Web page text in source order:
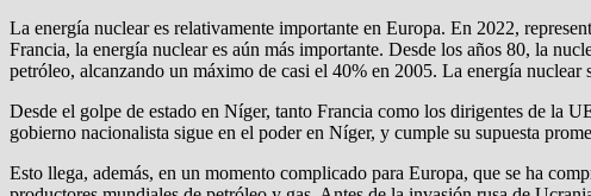
La energía nuclear es relativamente importante en Europa. En 2022,
Francia, la energía nuclear es aún más importante. Desde los años 80, la
petróleo, alcanzando un máximo de casi el 40% en 2005. La energía
Desde el golpe de estado en Níger, tanto Francia como los dirigentes de la
gobierno nacionalista sigue en el poder en Níger, y cumple su supuesta
Esto llega, además, en un momento complicado para Europa, que se ha